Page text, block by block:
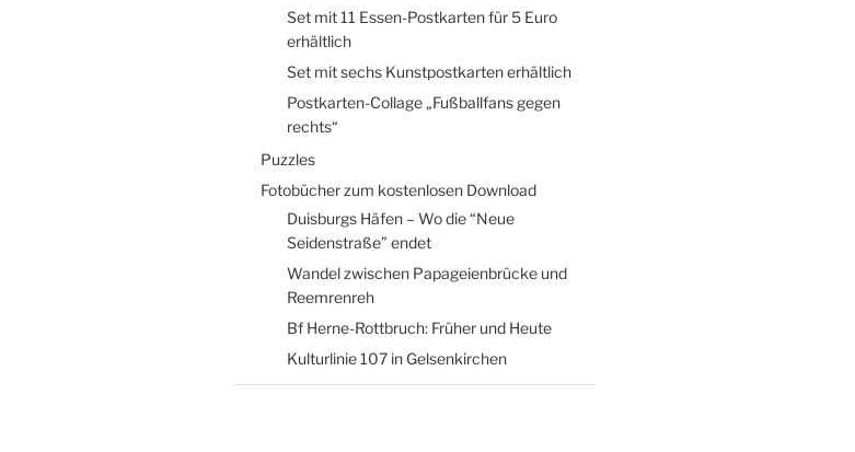
Set mit 11 Essen-Postkarten für 5 Euro
erhältlich
Set mit sechs Kunstpostkarten erhältlich
Postkarten-Collage „Fußballfans gegen
rechts“
Puzzles
Fotobücher zum kostenlosen Download
Duisburgs Häfen – Wo die “Neue
Seidenstraße” endet
Wandel zwischen Papageienbrücke und
Reemrenreh
Bf Herne-Rottbruch: Früher und Heute
Kulturlinie 107 in Gelsenkirchen